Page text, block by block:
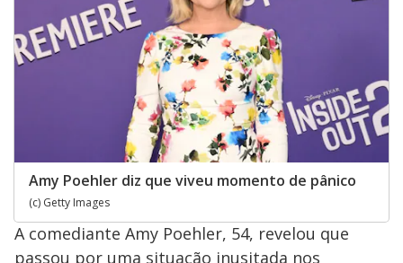
Amy Poehler diz que viveu momento de pânico
(c) Getty Images
A comediante Amy Poehler, 54, revelou que
passou por uma situação inusitada nos